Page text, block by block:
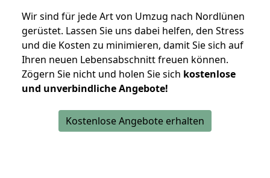
Wir sind für jede Art von Umzug nach Nordlünen
gerüstet. Lassen Sie uns dabei helfen, den Stress
und die Kosten zu minimieren, damit Sie sich auf
Ihren neuen Lebensabschnitt freuen können.
Zögern Sie nicht und holen Sie sich kostenlose
und unverbindliche Angebote!
Kostenlose Angebote erhalten